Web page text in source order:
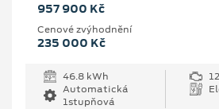
957 900 Kč
Cenové zvýhodnění
235 000 Kč
46.8 kWh
Automatická
1stupňová